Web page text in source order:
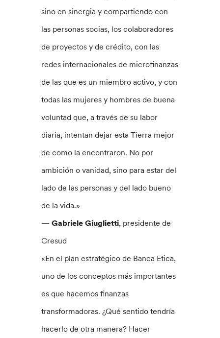
sino en sinergia y compartiendo con
las personas socias, los colaboradores
de proyectos y de crédito, con las
redes internacionales de microfinanzas
de las que es un miembro activo, y con
todas las mujeres y hombres de buena
voluntad que, a través de su labor
diaria, intentan dejar esta Tierra mejor
de como la encontraron. No por
ambición o vanidad, sino para estar del
lado de las personas y del lado bueno
de la vida.»
—Gabriele Giuglietti, presidente de
Cresud
«En el plan estratégico de Banca Etica,
uno de los conceptos más importantes
es que hacemos finanzas
transformadoras. ¿Qué sentido tendría
hacerlo de otra manera? Hacer